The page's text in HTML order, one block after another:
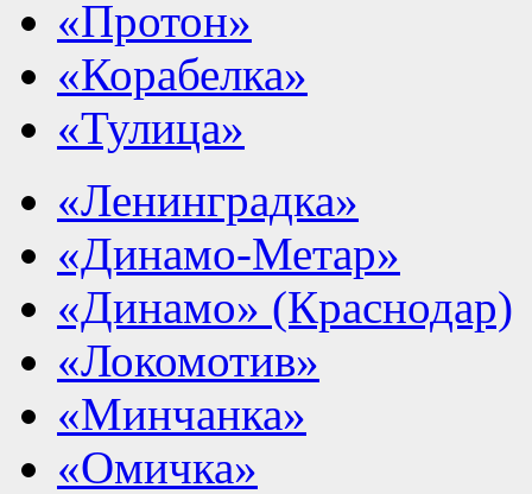
«Протон»
«Корабелка»
«Тулица»
«Ленинградка»
«Динамо-Метар»
«Динамо» (Краснодар)
«Локомотив»
«Минчанка»
«Омичка»